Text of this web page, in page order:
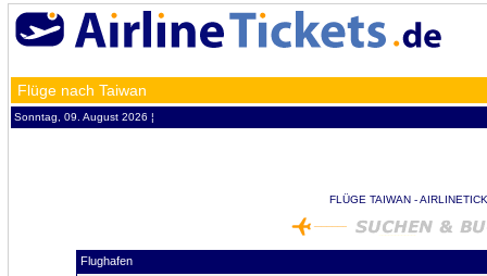
Flüge nach Taiwan
Sonntag, 09. August 2026 ¦
FLÜGE TAIWAN -
Flughafen